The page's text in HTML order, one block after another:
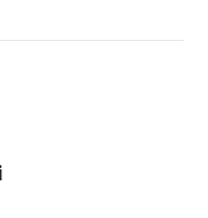
vizionări: